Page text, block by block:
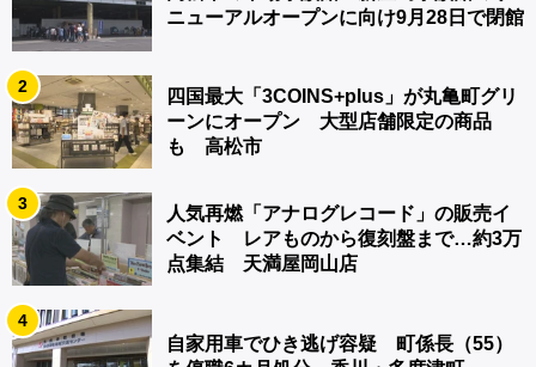
ニューアルオープンに向け9月28日で閉館
2
四国最大「3COINS+plus」が丸亀町グリ
ーンにオープン 大型店舗限定の商品
も 高松市
3
人気再燃「アナログレコード」の販売イ
ベント レアものから復刻盤まで…約3万
点集結 天満屋岡山店
4
自家用車でひき逃げ容疑 町係長（55）